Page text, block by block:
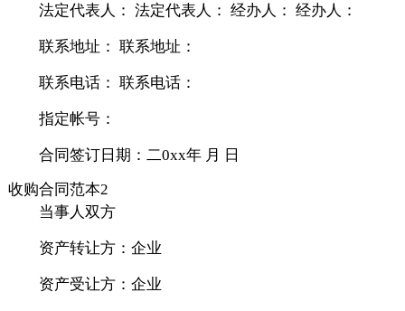
法定代表人： 法定代表人： 经办人： 经办人：
联系地址： 联系地址：
联系电话： 联系电话：
指定帐号：
合同签订日期：二0xx年 月 日
收购合同范本2
当事人双方
资产转让方：企业
资产受让方：企业